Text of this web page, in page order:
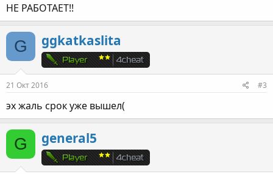
НЕ РАБОТАЕТ!!
G ggkatkaslita
21 Окт 2016 #3
эх жаль срок уже вышел(
G general5